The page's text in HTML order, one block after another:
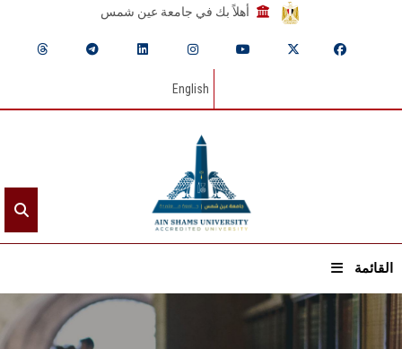
أهلاً بك في جامعة عين شمس
English
القائمة
الرئيسيـة